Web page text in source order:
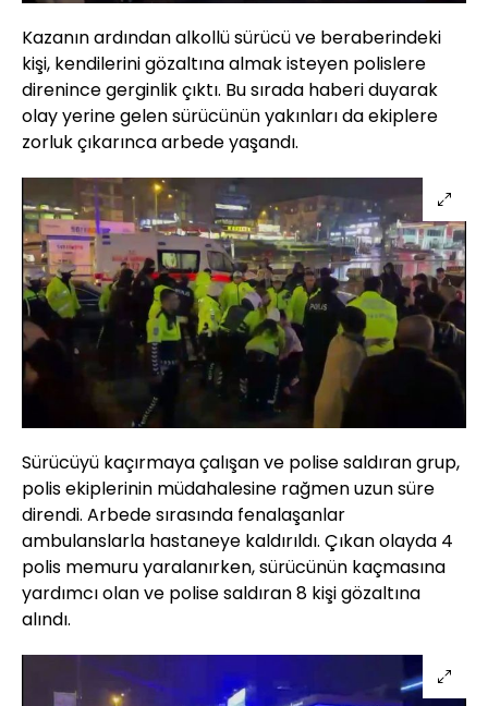
Kazanın ardından alkollü sürücü ve beraberindeki
kişi, kendilerini gözaltına almak isteyen polislere
direnince gerginlik çıktı. Bu sırada haberi duyarak
olay yerine gelen sürücünün yakınları da ekiplere
zorluk çıkarınca arbede yaşandı.
Sürücüyü kaçırmaya çalışan ve polise saldıran grup,
polis ekiplerinin müdahalesine rağmen uzun süre
direndi. Arbede sırasında fenalaşanlar
ambulanslarla hastaneye kaldırıldı. Çıkan olayda 4
polis memuru yaralanırken, sürücünün kaçmasına
yardımcı olan ve polise saldıran 8 kişi gözaltına
alındı.